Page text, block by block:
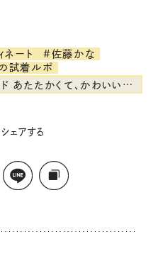
ネート
#佐藤かな
試着ルポ
たたかくて、かわいいもの
ェアする